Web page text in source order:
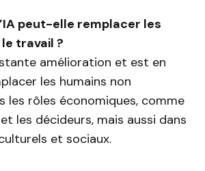
peut-elle remplacer les
travail ?
amélioration et est en
les humains non
les rôles économiques, comme
les décideurs, mais aussi dans
et sociaux.